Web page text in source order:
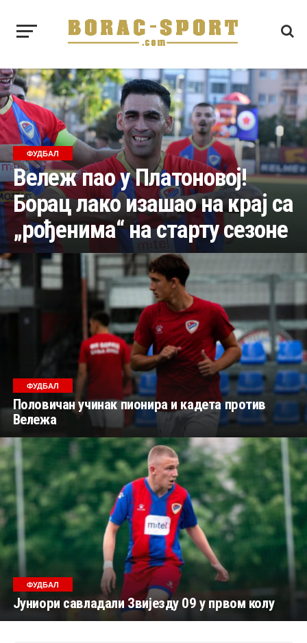
ФУДБАЛ
Вележ пао у Платоновој!
Борац лако изашао на крај са
„рођенима“ на старту сезоне
ФУДБАЛ
Половичан учинак пионира и кадета против
Вележа
ФУДБАЛ
Јуниори савладали Звијезду 09 у првом колу